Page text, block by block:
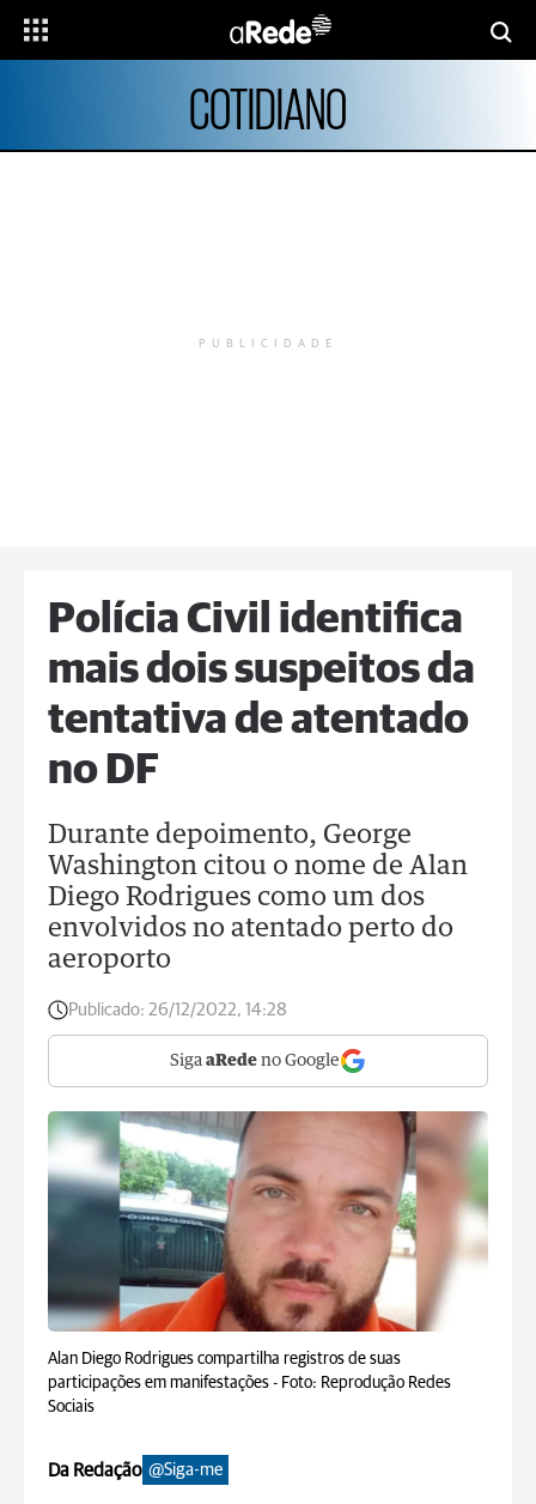
COTIDIANO
PUBLICIDADE
Polícia Civil identifica
mais dois suspeitos da
tentativa de atentado
no DF
Durante depoimento, George
Washington citou o nome de Alan
Diego Rodrigues como um dos
envolvidos no atentado perto do
aeroporto
Publicado: 26/12/2022, 14:28
Siga aRede no Google
Alan Diego Rodrigues compartilha registros de suas
participações em manifestações - Foto: Reprodução Redes
Sociais
Da Redação @Siga-me